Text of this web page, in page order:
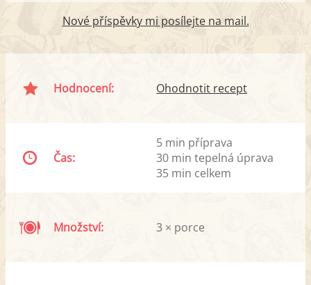
Nové příspěvky mi posílejte na mail.
Hodnocení: Ohodnotit recept
Čas:
5 min příprava
30 min tepelná úprava
35 min celkem
Množství: 3 × porce